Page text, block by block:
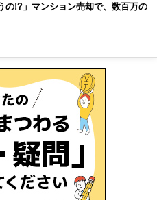
の!?」マンション売却で、数百万の